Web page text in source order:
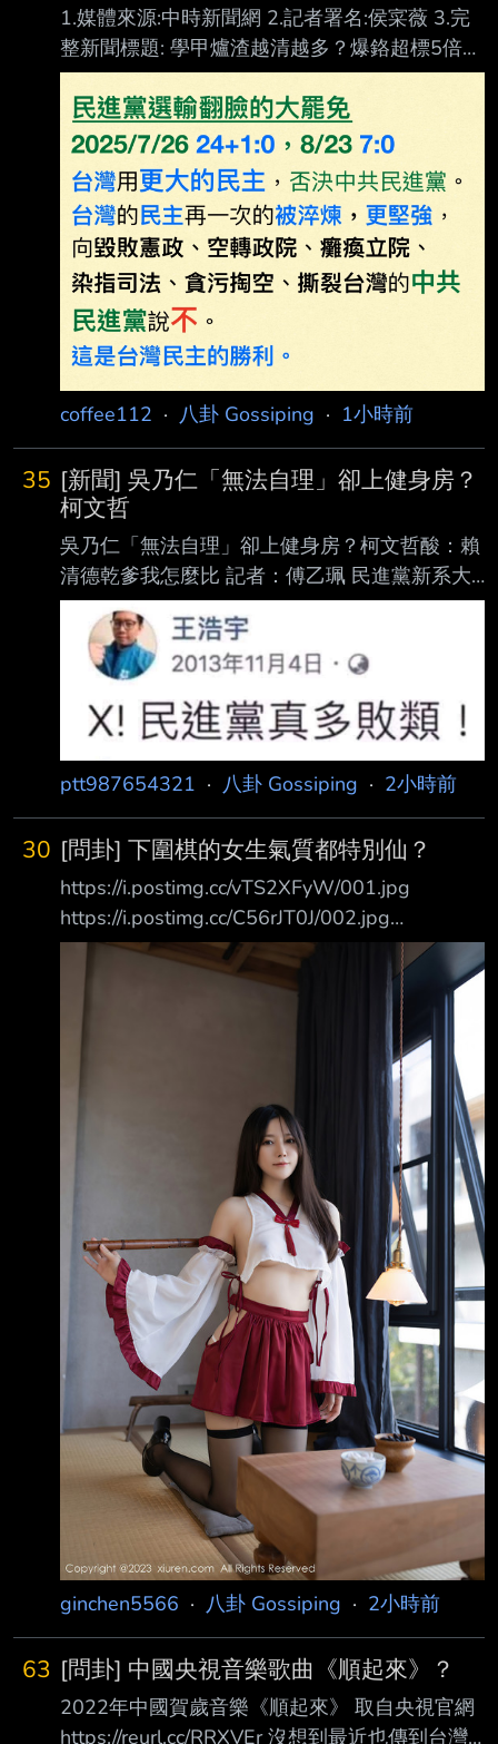
1.媒體來源:中時新聞網 2.記者署名:侯寀薇 3.完
整新聞標題: 學甲爐渣越清越多？爆鉻超標5倍
環保局：116年4月底前全面清除 4.完整新聞內
文: 台南市議員蔡育輝於８月４日偕同台南市環
保局會勘並進行土壤檢測。（蔡育輝議員提供
） 台南學甲爐渣案一審雖已宣判，但去化問題
卻演變成大風暴！市議員蔡育輝8月3日質詢痛
批堆置7、8年的爐渣竟「越清越多」，堆成5公
尺高山，115年6月更驗出致癌重金屬超標5
倍，質疑市府暗中放水。4日蔡會同環保局至現
場採樣，環保局承諾要求業者於116年4月 30日
前全面清除完
coffee112 · 八卦 Gossiping · 1小時前
35 [新聞] 吳乃仁「無法自理」卻上健身房？
柯文哲
吳乃仁「無法自理」卻上健身房？柯文哲酸：賴
清德乾爹我怎麼比 記者：傅乙珮 民進黨新系大
老吳乃仁拖欠台糖1.7億元後，僅被管收12天就
因台糖撤回聲請而獲釋，法 院表示吳自稱罹患
帕金森氏症。吳乃仁近日遭爆料，看似身體無
礙，並乘坐豪車前往健身 房運動，對此，民進
黨立法院黨團幹事長莊瑞雄則認為「不衝突」。
談及同樣面臨司法案 件，民眾黨創黨主席柯文
哲嘲諷說，自己無法跟「賴清德乾爹」吳乃仁相
比。 酸「不能跟吳乃仁」比 柯文哲：他貪國
家、我是支持者捐的 柯文哲表示，不能跟吳乃
仁比，吳乃仁是賴清德用政治生命保證他清白
的，
ptt987654321 · 八卦 Gossiping · 2小時前
30 [問卦] 下圍棋的女生氣質都特別仙？
https://i.postimg.cc/vTS2XFyW/001.jpg
https://i.postimg.cc/C56rJT0J/002.jpg
https://i.postimg.cc/9XxkcT97/003.jpg
https://i.postimg.cc/tCwmxj24/004.jpg
https://i.postimg.cc/d0mWpTFS/005.jpg
https://i.postimg.cc/tgtrwVb8/006.jpg
ginchen5566 · 八卦 Gossiping · 2小時前
63 [問卦] 中國央視音樂歌曲《順起來》？
2022年中國賀歲音樂《順起來》 取自央視官網
https://reurl.cc/RRXVEr 沒想到最近也傳到台灣